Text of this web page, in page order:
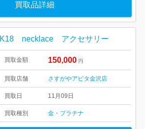
買取品詳細
K18 necklace アクセサリー
買取金額 150,000 円
買取店舗 さすがやアピタ金沢店
買取日 11月09日
買取種別 金・プラチナ